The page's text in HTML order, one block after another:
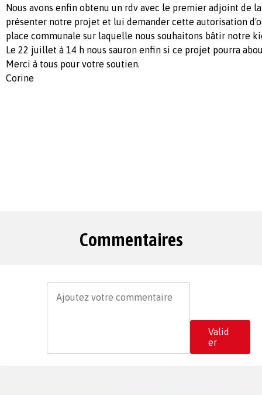
Nous avons enfin obtenu un rdv avec le premier adjoint de
présenter notre projet et lui demander cette autorisation
place communale sur laquelle nous souhaitons bâtir notre
Le 22 juillet à 14 h nous sauron enfin si ce projet pourra
Merci à tous pour votre soutien.
Corine
Commentaires
Valid
er